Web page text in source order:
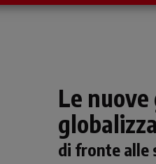
Le
di fronte alle